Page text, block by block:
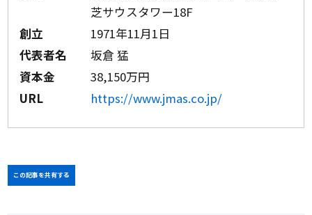
芝サウスタワー18F
創立
1971年11月1日
代表者名
坂倉 猛
資本金
38,150万円
URL
https://www.jmas.co.jp/
この記事を共有する